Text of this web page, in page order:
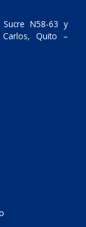
N58-63 y
Quito –